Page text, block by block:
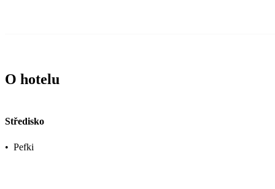
O hotelu
Středisko
• Pefki